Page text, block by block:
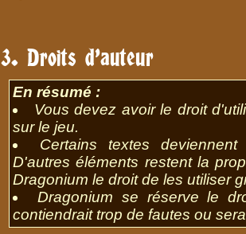
3. Droits d'auteur
En résumé :
Vous devez avoir le droit
sur le jeu.
Certains textes
D'autres éléments restent la
Dragonium le droit de les utiliser
Dragonium se réserve le
contiendrait trop de fautes ou